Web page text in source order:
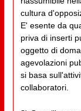
cultura
E' esente da
priva di inserti
oggetto di
agevolazioni
si basa
collaboratori.